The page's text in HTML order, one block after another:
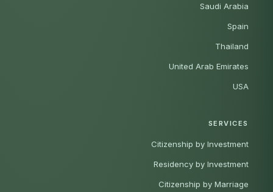
Saudi Arabia
Spain
Thailand
United Arab Emirates
USA
SERVICES
Citizenship by Investment
Residency by Investment
Citizenship by Marriage